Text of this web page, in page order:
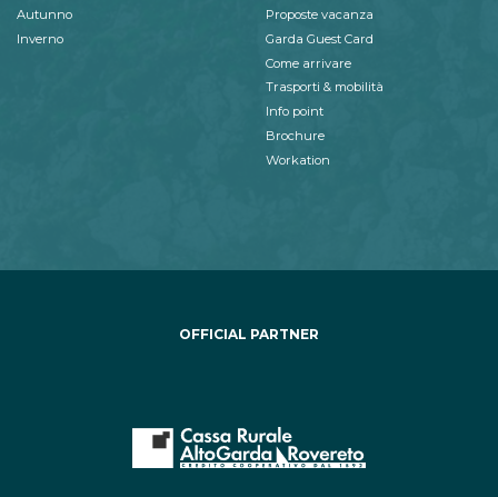
Autunno
Inverno
Proposte vacanza
Garda Guest Card
Come arrivare
Trasporti & mobilità
Info point
Brochure
Workation
OFFICIAL PARTNER